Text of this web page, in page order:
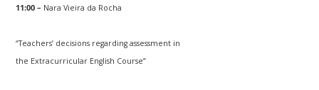
11:00 – Nara Vieira da Rocha
“Teachers’ decisions regarding assessment in
the Extracurricular English Course”